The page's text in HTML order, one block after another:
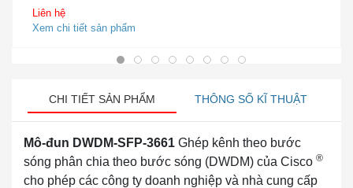
Liên hệ
Xem chi tiết sản phẩm
CHI TIẾT SẢN PHẨM THÔNG SỐ KĨ THUẬT
Mô-đun DWDM-SFP-3661 Ghép kênh theo bước
sóng phân chia theo bước sóng (DWDM) của Cisco ®
cho phép các công ty doanh nghiệp và nhà cung cấp